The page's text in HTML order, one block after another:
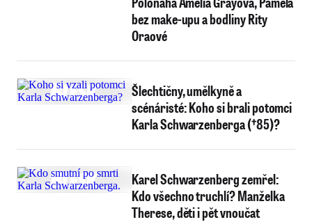
bez make-upu a bodliny Rity
Oraové
Šlechtičny, umělkyně a
scénáristé: Koho si brali potomci
Karla Schwarzenberga (†85)?
Karel Schwarzenberg zemřel:
Kdo všechno truchlí? Manželka
Therese, děti i pět vnoučat